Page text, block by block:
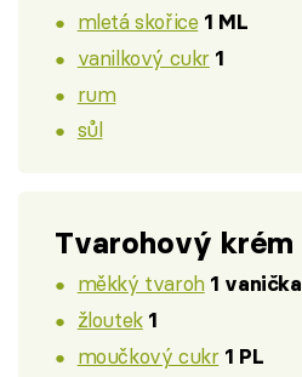
mletá skořice 1 ML
vanilkový cukr 1
rum
sůl
Tvarohový krém
měkký tvaroh 1 vanička
žloutek 1
moučkový cukr 1 PL